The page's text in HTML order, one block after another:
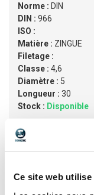
Ce site web utilise
Norme : DIN
DIN : 966
ISO :
Matière : ZINGUE
Filetage :
Classe : 4,6
Diamètre : 5
Longueur : 30
Stock : Disponible